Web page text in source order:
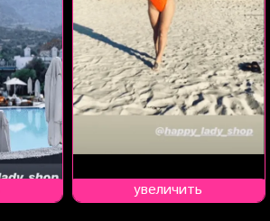
увеличить